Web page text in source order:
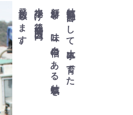
牡蠣漁師として大事に育てた
新鮮な、味に自信のある牡蠣を
水揚げ後三時間以内に
発送致します。